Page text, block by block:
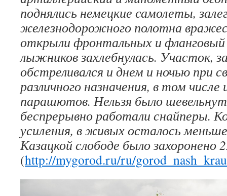
поднялись немецкие самолеты,
железнодорожного полотна
открыли фронтальных и фланговый
лыжников захлебнулась. Участок,
обстреливался и днем и ночью при
различного назначения, в том
парашютов. Нельзя было
беспрерывно работали снайперы.
усиления, в живых осталось
Казацкой слободе было захоронено
(http://mygorod.ru/ru/